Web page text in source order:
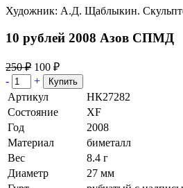
Художник: А.Д. Щаблыкин.
10 рублей 2008 Азов СПМД
250 ₽ 100 ₽
-
+
Артикул
НК27282
Состояние
XF
Год
2008
Материал
биметалл
Вес
8.4 г
Диаметр
27 мм